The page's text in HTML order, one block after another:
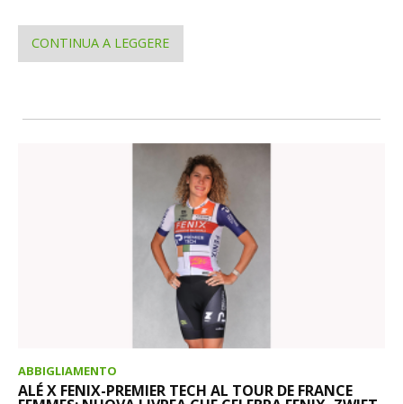
CONTINUA A LEGGERE
ABBIGLIAMENTO
ALÉ X FENIX-PREMIER TECH AL TOUR DE FRANCE